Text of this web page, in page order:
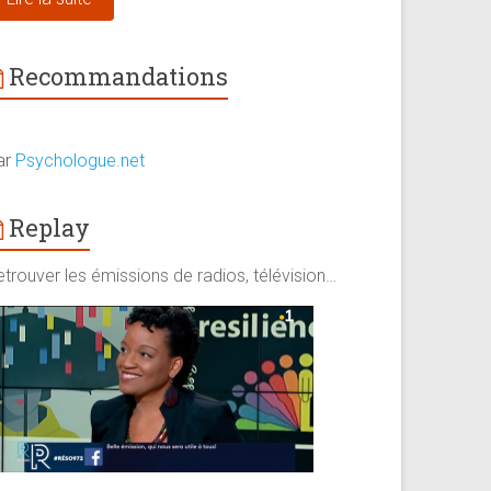
Recommandations
Psychologue.net
Replay
les émissions de radios, télévision…